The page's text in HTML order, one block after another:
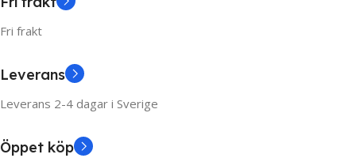
Fri frakt
Leverans
Leverans 2-4 dagar i Sverige
Öppet köp